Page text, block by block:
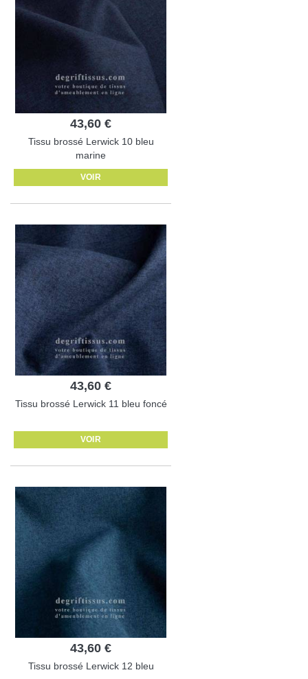
43,60 €
Tissu brossé Lerwick 10 bleu
marine
VOIR
43,60 €
Tissu brossé Lerwick 11 bleu foncé
VOIR
43,60 €
Tissu brossé Lerwick 12 bleu